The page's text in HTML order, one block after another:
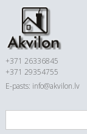
+371 26336845
+371 29354755
E-pasts: info@akvilon.lv